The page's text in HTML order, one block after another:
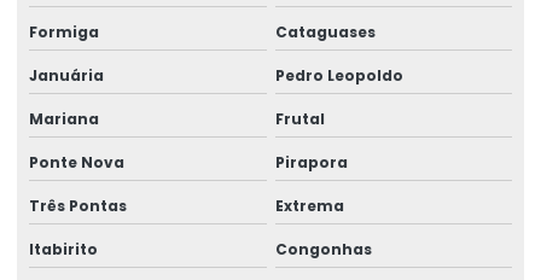
Formiga Cataguases
Januária Pedro Leopoldo
Mariana Frutal
Ponte Nova Pirapora
Três Pontas Extrema
Itabirito Congonhas